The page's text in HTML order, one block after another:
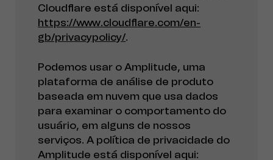
Cloudflare está disponível aqui:
https://www.cloudflare.com/en-
gb/privacypolicy/.
Podemos usar o Amplitude, uma
plataforma de análise de produto
baseada em nuvem que usa dados
para examinar o comportamento do
usuário, em alguns de nossos
serviços. A política de privacidade do
Amplitude está disponível aqui: